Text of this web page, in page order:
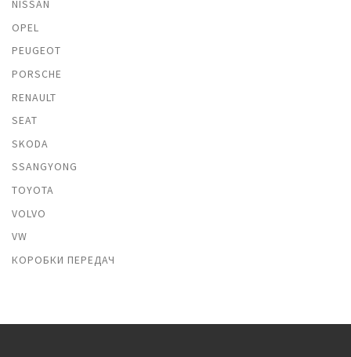
NISSAN
OPEL
PEUGEOT
PORSCHE
RENAULT
SEAT
SKODA
SSANGYONG
TOYOTA
VOLVO
VW
КОРОБКИ ПЕРЕДАЧ